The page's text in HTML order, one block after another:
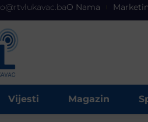
O Nama
Vijesti Magazin